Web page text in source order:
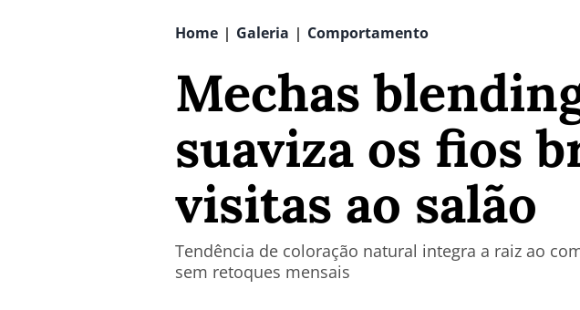
Home | Galeria | Comportamento
Mechas
suaviza os fios
visitas ao salão
Tendência de coloração natural integra a raiz ao
sem retoques mensais